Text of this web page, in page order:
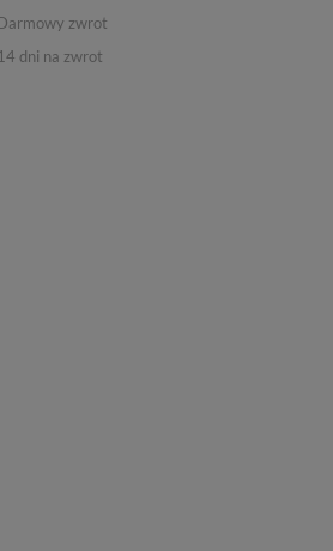
zwrot
14 dni na zwrot